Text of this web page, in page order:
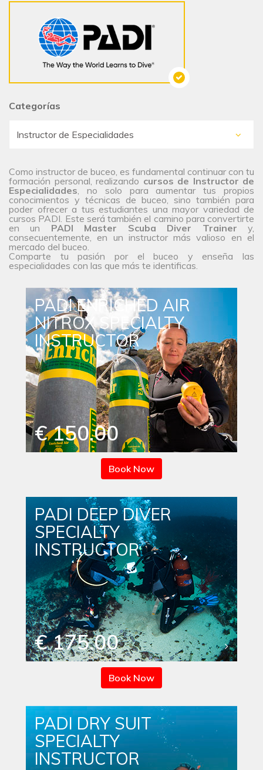
Categorías
Como instructor de buceo, es fundamental continuar con tu
formación personal, realizando cursos de Instructor de
Especialidades, no solo para aumentar tus propios
conocimientos y técnicas de buceo, sino también para
poder ofrecer a tus estudiantes una mayor variedad de
cursos PADI. Este será también el camino para convertirte
en un PADI Master Scuba Diver Trainer y,
consecuentemente, en un instructor más valioso en el
mercado del buceo.
Comparte tu pasión por el buceo y enseña las
especialidades con las que más te identificas.
PADI ENRICHED AIR
NITROX SPECIALTY
INSTRUCTOR
€ 150.00
Book Now
PADI DEEP DIVER
SPECIALTY
INSTRUCTOR
€ 175.00
Book Now
PADI DRY SUIT
SPECIALTY
INSTRUCTOR